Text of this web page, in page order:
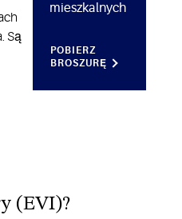
Są
mieszkalnych
POBIERZ
BROSZURĘ
(EVI)?